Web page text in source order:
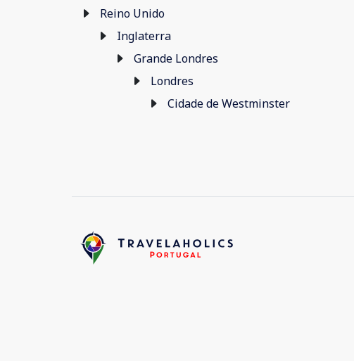
Reino Unido
Inglaterra
Grande Londres
Londres
Cidade de Westminster